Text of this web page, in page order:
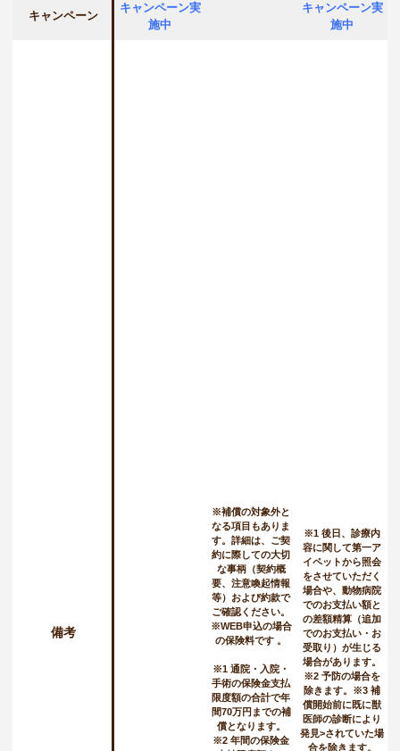
キャンペーン
キャンペーン実
施中
キャンペーン実
施中
備考
※補償の対象外と
なる項目もありま
す。詳細は、ご契
約に際しての大切
な事柄（契約概
要、注意喚起情報
等）および約款で
ご確認ください。
※WEB申込の場合
の保険料です 。
※1 通院・入院・
手術の保険金支払
限度額の合計で年
間70万円までの補
償となります。
※2 年間の保険金
※1 後日、診療内
容に関して第一ア
イペットから照会
をさせていただく
場合や、動物病院
でのお支払い額と
の差額精算（追加
でのお支払い・お
受取り）が生じる
場合があります。
※2 予防の場合を
除きます。※3 補
償開始前に既に獣
医師の診断により
発見>されていた場
合を除きます。